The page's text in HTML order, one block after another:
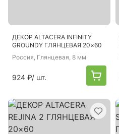
ДЕКОР ALTACERA INFINITY
GROUNDY ГЛЯНЦЕВАЯ 20×60
Россия, Глянцевая, 8 мм
924 ₽/ шт.